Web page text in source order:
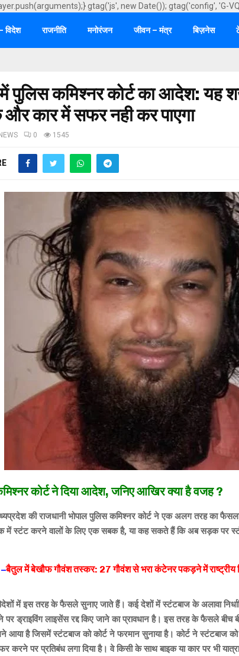
gtag('js', new Date()); gtag('config', 'G-
विदेश राजनीति मनोरंजन जीवन – मंत्र बिज़नेस
पुलिस कमिश्नर कोर्ट का आदेश: यह
और कार में सफर नही कर पाएगा
0 1545
कोर्ट ने दिया आदेश, जनिए आखिर क्या है वजह ?
की राजधानी भोपाल पुलिस कमिश्नर कोर्ट ने एक अलग तरह का
में स्टंट करने वालों के लिए एक सबक है, या कह सकते हैं कि अब सड़क पर
बैतुल में बेखौफ गौवंश तस्कर: 27 गौवंश से भरा कंटेनर पकड़ने में राष्ट्रीय
में इस तरह के फैसले सुनाए जाते हैं। कई देशों में स्टंटबाज के अलावा
पर ड्राइविंग लाइसेंस रद्द किए जाने का प्रावधान है। इस तरह के फैसले
आया है जिसमें स्टंटबाज को कोर्ट ने फरमान सुनाया है। कोर्ट ने स्टंटबाज
करने पर प्रतिबंध लगा दिया है। वे किसी के साथ बाइक या कार पर भी